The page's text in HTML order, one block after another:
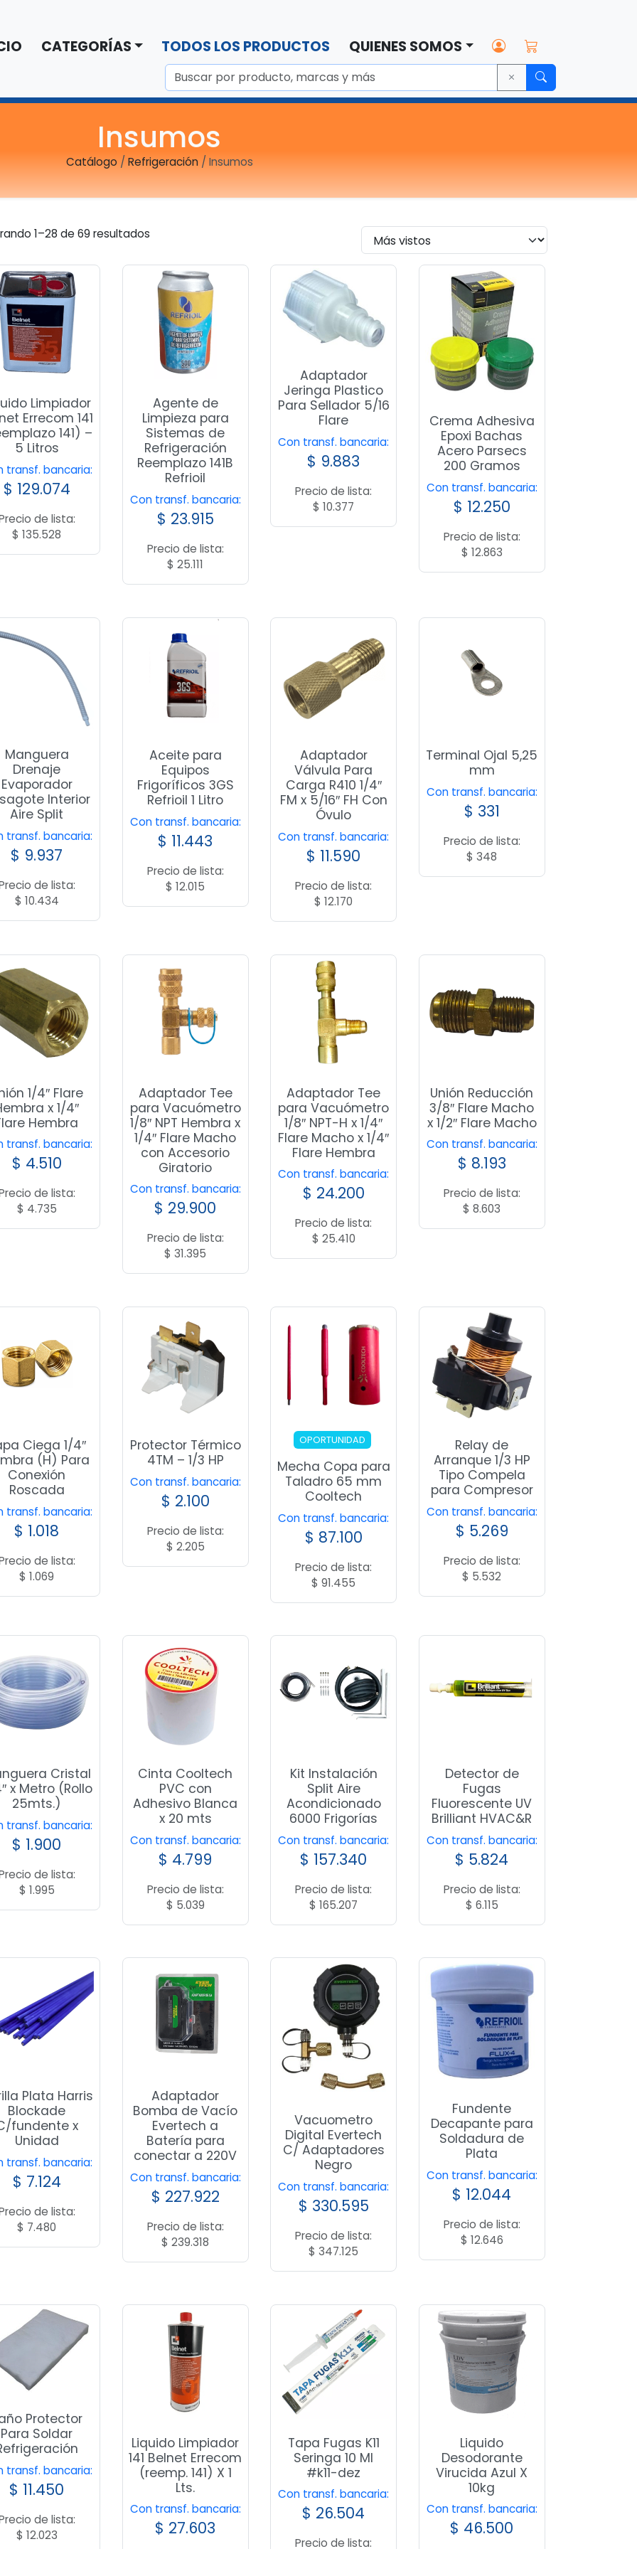
CATEGORÍAS TODOS LOS PRODUCTOS QUIENES SOMOS
Insumos
Catálogo / Refrigeración/ Insumos
1–28 de 69 resultados
popularidad
Limpiador
Errecom 141
141) –
5 Litros
transf. bancaria:
$ 129.074
de lista:
$ 135.528
Agente de
Limpieza para
Sistemas de
Refrigeración
Reemplazo 141B
Refrioil
Con transf. bancaria:
$ 23.915
Precio de lista:
$ 25.111
Adaptador
Jeringa Plastico
Para Sellador 5/16
Flare
Con transf. bancaria:
$ 9.883
Precio de lista:
$ 10.377
Crema Adhesiva
Epoxi Bachas
Acero Parsecs
200 Gramos
Con transf. bancaria:
$ 12.250
Precio de lista:
$ 12.863
Manguera
Drenaje
Evaporador
Interior
Aire Split
transf. bancaria:
$ 9.937
de lista:
$ 10.434
Aceite para
Equipos
Frigoríficos 3GS
Refrioil 1 Litro
Con transf. bancaria:
$ 11.443
Precio de lista:
$ 12.015
Adaptador
Válvula Para
Carga R410 1/4″
FM x 5/16″ FH Con
Óvulo
Con transf. bancaria:
$ 11.590
Precio de lista:
$ 12.170
Terminal Ojal 5,25
mm
Con transf. bancaria:
$ 331
Precio de lista:
$ 348
1/4″ Flare
x 1/4″
Hembra
transf. bancaria:
$ 4.510
de lista:
$ 4.735
Adaptador Tee
para Vacuómetro
1/8″ NPT Hembra x
1/4″ Flare Macho
con Accesorio
Giratorio
Con transf. bancaria:
$ 29.900
Precio de lista:
$ 31.395
Adaptador Tee
para Vacuómetro
1/8″ NPT-H x 1/4″
Flare Macho x 1/4″
Flare Hembra
Con transf. bancaria:
$ 24.200
Precio de lista:
$ 25.410
Unión Reducción
3/8″ Flare Macho
x 1/2″ Flare Macho
Con transf. bancaria:
$ 8.193
Precio de lista:
$ 8.603
Ciega 1/4″
(H) Para
Conexión
Roscada
transf. bancaria:
$ 1.018
de lista:
$ 1.069
Protector Térmico
4TM – 1/3 HP
Con transf. bancaria:
$ 2.100
Precio de lista:
$ 2.205
OPORTUNIDAD
Mecha Copa para
Taladro 65 mm
Cooltech
Con transf. bancaria:
$ 87.100
Precio de lista:
$ 91.455
Relay de
Arranque 1/3 HP
Tipo Compela
para Compresor
Con transf. bancaria:
$ 5.269
Precio de lista:
$ 5.532
Cristal
x Metro (Rollo
25mts.)
transf. bancaria:
$ 1.900
de lista:
$ 1.995
Cinta Cooltech
PVC con
Adhesivo Blanca
x 20 mts
Con transf. bancaria:
$ 4.799
Precio de lista:
$ 5.039
Kit Instalación
Split Aire
Acondicionado
6000 Frigorías
Con transf. bancaria:
$ 157.340
Precio de lista:
$ 165.207
Detector de
Fugas
Fluorescente UV
Brilliant HVAC&R
Con transf. bancaria:
$ 5.824
Precio de lista:
$ 6.115
Plata Harris
Blockade
fundente x
Unidad
transf. bancaria:
$ 7.124
de lista:
$ 7.480
Adaptador
Bomba de Vacío
Evertech a
Batería para
conectar a 220V
Con transf. bancaria:
$ 227.922
Precio de lista:
$ 239.318
Vacuometro
Digital Evertech
C/ Adaptadores
Negro
Con transf. bancaria:
$ 330.595
Precio de lista:
$ 347.125
Fundente
Decapante para
Soldadura de
Plata
Con transf. bancaria:
$ 12.044
Precio de lista:
$ 12.646
Protector
Para Soldar
transf. bancaria:
$ 11.450
de lista:
$ 12.023
Liquido Limpiador
141 Belnet Errecom
(reemp. 141) X 1
Lts.
Con transf. bancaria:
$ 27.603
Tapa Fugas K11
Seringa 10 Ml
#k11-dez
Con transf. bancaria:
$ 26.504
Precio de lista:
Liquido
Desodorante
Virucida Azul X
10kg
Con transf. bancaria:
$ 46.500